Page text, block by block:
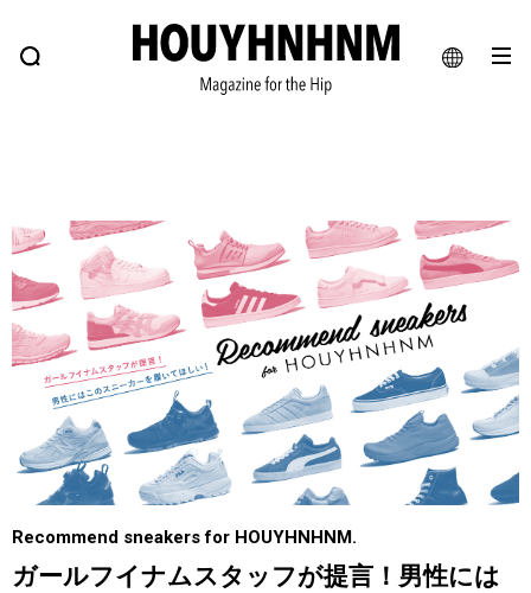
BLOG SNAP
#注目のタグ
#SHOPPING ADDICT #憧れの逸品
#ESSENTIAL DESIGNS #古着サミット
#NEW VINTAGE #マイナーグッド図鑑
#路地裏てぃーん。 #MONTHLY JOURNAL
#GH 銘品の所以 #フイナムのYouTube
#Commune H #FOCUS IT #AH.H
#ととけん #FASHION #MUSIC #MOVIE
#LIFESTYLE #SNEAKER #OUTDOOR
#SPORTS #HANDSOME HANDBOOK
Recommend sneakers for HOUYHNHNM.
ガールフイナムスタッフが提言！男性には